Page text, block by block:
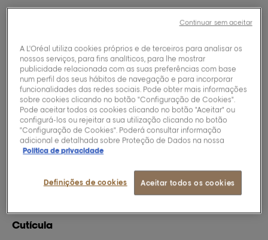
secagem
Será que o secador danifica o cabelo? E o que
acontece exatamente quando secamos o
cabelo?Ao aplicar ar (normalmente quente) a
diferentes velocidades e temperaturas,
conseguimos remover a humidade do cabelo
molhado. Masque efeitos tem isto sobre a saúde
este processo influencia os fios, analisemos
primeiro aestrutura do cabelopara aprender
Cutícula
A L'Oréal utiliza cookies próprios e de terceiros para analisar os
nossos serviços, para fins analíticos, para lhe mostrar
publicidade relacionada com as suas preferências com base
num perfil dos seus hábitos de navegação e para incorporar
funcionalidades das redes sociais. Pode obter mais informações
sobre cookies clicando no botão "Configuração de Cookies".
Pode aceitar todos os cookies clicando no botão "Aceitar" ou
configurá-los ou rejeitar a sua utilização clicando no botão
"Configuração de Cookies". Poderá consultar informação
adicional e detalhada sobre Proteção de Dados na nossa
Política de privacidade
Definições de cookies Aceitar todos os cookies
Continuar sem aceitar